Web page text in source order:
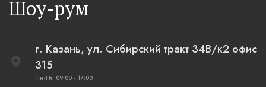
плетеные вазы.
Шоу-рум
г. Казань, ул. Сибирский тракт 34В/к2 офис
315
Пн-Пт: 09:00 - 17:00